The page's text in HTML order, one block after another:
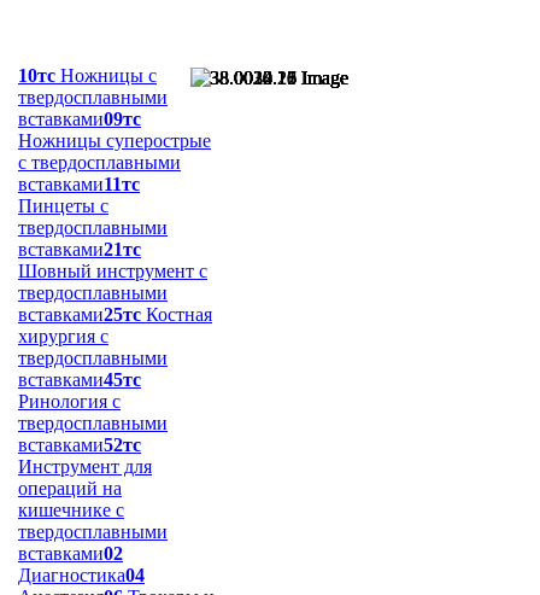
10тс Ножницы с
твердосплавными
вставками09тс
Ножницы суперострые
с твердосплавными
вставками11тс
Пинцеты с
твердосплавными
вставками21тс
Шовный инструмент с
твердосплавными
вставками25тс Костная
хирургия с
твердосплавными
вставками45тс
Ринология с
твердосплавными
вставками52тс
Инструмент для
операций на
кишечнике с
твердосплавными
вставками02
Диагностика04